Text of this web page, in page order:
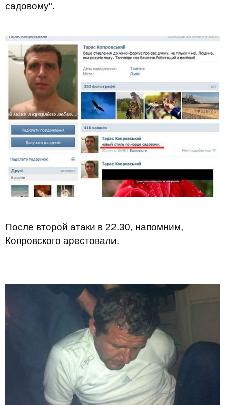
садовому".
После второй атаки в 22.30, напомним,
Копровского арестовали.